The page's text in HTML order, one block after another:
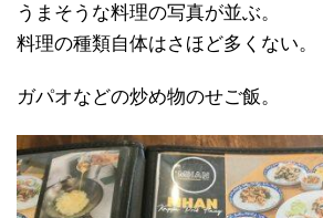
うまそうな料理の写真が並ぶ。
料理の種類自体はさほど多くない。
ガパオなどの炒め物のせご飯。